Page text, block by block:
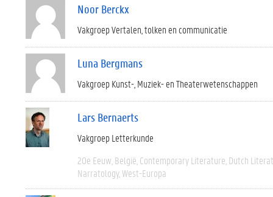
Noor Berckx
Vakgroep Vertalen, tolken en communicatie
Luna Bergmans
Vakgroep Kunst-, Muziek- en Theaterwetenschappen
Lars Bernaerts
Vakgroep Letterkunde
20e Eeuw België Contemporary Literature Dutch
Narratology West-Europa